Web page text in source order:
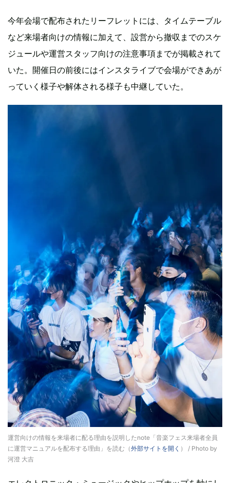
今年会場で配布されたリーフレットには、タイムテーブル
など来場者向けの情報に加えて、設営から撤収までのスケ
ジュールや運営スタッフ向けの注意事項までが掲載されて
いた。開催日の前後にはインスタライブで会場ができあが
っていく様子や解体される様子も中継していた。
運営向けの情報を来場者に配る理由を説明したnote「音楽フェス来場者全員
に運営マニュアルを配布する理由」を読む（外部サイトを開く ） / Photo by
河澄 大吉